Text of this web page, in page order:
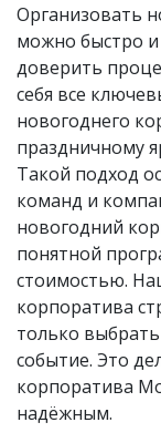
Организовать
можно быстро и
доверить
себя все
новогоднего
праздничному
Такой подход
команд и
новогодний
понятной
стоимостью.
корпоратива
только
событие. Это
корпоратива
надёжным.